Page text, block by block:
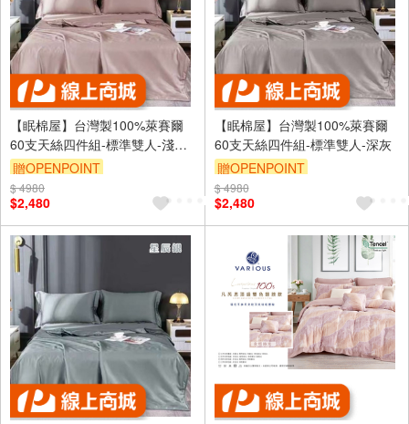
【眠棉屋】台灣製100%萊賽爾
60支天絲四件組-標準雙人-淺豆
沙
贈OPENPOINT
$ 4980
$2,480
【眠棉屋】台灣製100%萊賽爾
60支天絲四件組-標準雙人-深灰
贈OPENPOINT
$ 4980
$2,480